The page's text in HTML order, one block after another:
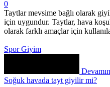
0
Taytlar mevsime bağlı olarak
için uygundur. Taytlar, hava
olarak farklı amaçlar için
Spor Giyim
Soğuk havada tayt giyilir mi?